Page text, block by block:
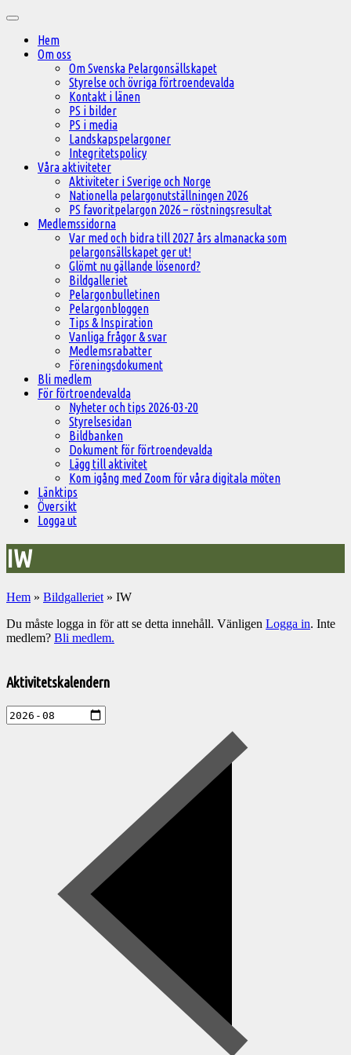
innehåll
Huvudmeny
Hem
Om oss
Om Svenska Pelargonsällskapet
Styrelse och övriga förtroendevalda
Kontakt i länen
PS i bilder
PS i media
Landskapspelargoner
Integritetspolicy
Våra aktiviteter
Aktiviteter i Sverige och Norge
Nationella pelargonutställningen 2026
PS favoritpelargon 2026 – röstningsresultat
Medlemssidorna
Var med och bidra till 2027 års almanacka som
pelargonsällskapet ger ut!
Glömt nu gällande lösenord?
Bildgalleriet
Pelargonbulletinen
Pelargonbloggen
Tips & Inspiration
Vanliga frågor & svar
Medlemsrabatter
Föreningsdokument
Bli medlem
För förtroendevalda
Nyheter och tips 2026-03-20
Styrelsesidan
Bildbanken
Dokument för förtroendevalda
Lägg till aktivitet
Kom igång med Zoom för våra digitala möten
Länktips
Översikt
Logga ut
IW
Hem » Bildgalleriet » IW
Du måste logga in för att se detta innehåll. Vänligen Logga in. Inte
medlem? Bli medlem.
till
aktiviteter
Aktivitetskalendern